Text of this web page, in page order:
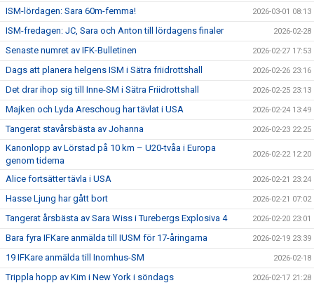
ISM-lördagen: Sara 60m-femma! 2026-03-01 08:13
ISM-fredagen: JC, Sara och Anton till lördagens finaler 2026-02-28
Senaste numret av IFK-Bulletinen 2026-02-27 17:53
Dags att planera helgens ISM i Sätra friidrottshall 2026-02-26 23:16
Det drar ihop sig till Inne-SM i Sätra Friidrottshall 2026-02-25 23:13
Majken och Lyda Areschoug har tävlat i USA 2026-02-24 13:49
Tangerat stavårsbästa av Johanna 2026-02-23 22:25
Kanonlopp av Lörstad på 10 km – U20-tvåa i Europa
genom tiderna
2026-02-22 12:20
Alice fortsätter tävla i USA 2026-02-21 23:24
Hasse Ljung har gått bort 2026-02-21 07:02
Tangerat årsbästa av Sara Wiss i Turebergs Explosiva 4 2026-02-20 23:01
Bara fyra IFKare anmälda till IUSM för 17-åringarna 2026-02-19 23:39
19 IFKare anmälda till Inomhus-SM 2026-02-18
Trippla hopp av Kim i New York i söndags 2026-02-17 21:28